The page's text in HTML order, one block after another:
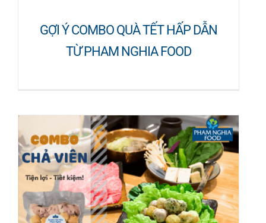
GỢI Ý COMBO QUÀ TẾT HẤP DẪN
TỪ PHAM NGHIA FOOD
Combo chả viên Phạm Nghĩa – Bí
quyết ăn lẩu tiện lợi và siêu tiết
kiệm